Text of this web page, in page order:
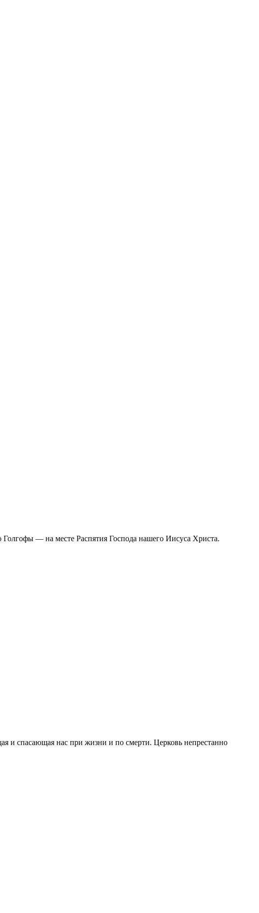
Голгофы — на месте Распятия Господа нашего Иисуса Христа.
и спасающая нас при жизни и по смерти. Церковь непрестанно